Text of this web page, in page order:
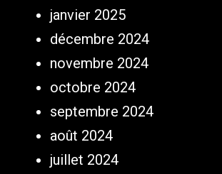
janvier 2025
décembre 2024
novembre 2024
octobre 2024
septembre 2024
août 2024
juillet 2024